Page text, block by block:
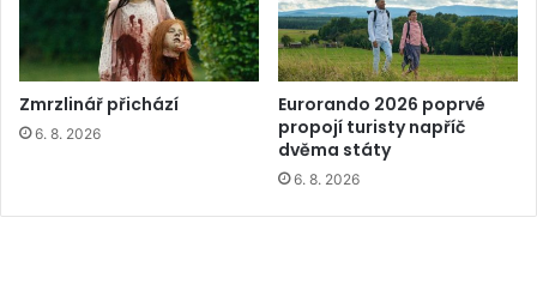
Zmrzlinář přichází
6. 8. 2026
Eurorando 2026 poprvé
propojí turisty napříč
dvěma státy
6. 8. 2026